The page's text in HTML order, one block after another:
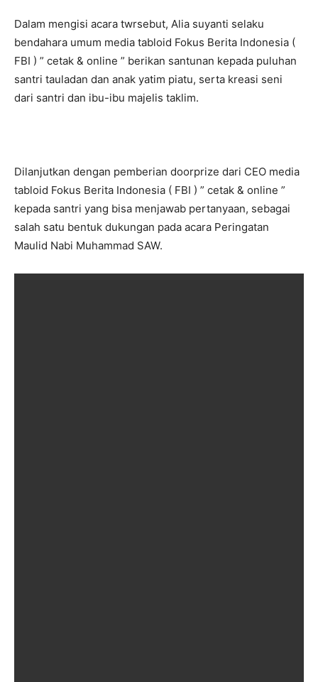
Dalam mengisi acara twrsebut, Alia suyanti selaku
bendahara umum media tabloid Fokus Berita Indonesia (
FBI ) ” cetak & online ” berikan santunan kepada puluhan
santri tauladan dan anak yatim piatu, serta kreasi seni
dari santri dan ibu-ibu majelis taklim.
Dilanjutkan dengan pemberian doorprize dari CEO media
tabloid Fokus Berita Indonesia ( FBI ) ” cetak & online ”
kepada santri yang bisa menjawab pertanyaan, sebagai
salah satu bentuk dukungan pada acara Peringatan
Maulid Nabi Muhammad SAW.